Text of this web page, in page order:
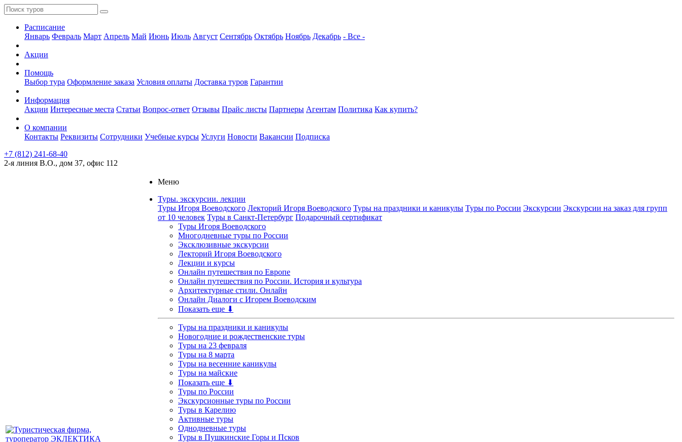
Расписание
Январь Февраль Март Апрель Май Июнь Июль Август Сентябрь Октябрь Ноябрь Декабрь - Все -
Акции
Помощь
Выбор тура Оформление заказа Условия оплаты Доставка туров Гарантии
Информация
Акции Интересные места Статьи Вопрос-ответ Отзывы Прайс листы Партнеры Агентам Политика Как купить?
О компании
Контакты Реквизиты Сотрудники Учебные курсы Услуги Новости Вакансии Подписка
+7 (812) 241-68-40
2-я линия В.О., дом 37, офис 112
Меню
Туры. экскурсии. лекции
Туры Игоря Воеводского Лекторий Игоря Воеводского Туры на праздники и каникулы Туры по России Экскурсии Экскурсии на заказ для групп
от 10 человек Туры в Санкт-Петербург Подарочный сертификат
Туры Игоря Воеводского
Многодневные туры по России
Эксклюзивные экскурсии
Лекторий Игоря Воеводского
Лекции и курсы
Онлайн путешествия по Европе
Онлайн путешествия по России. История и культура
Архитектурные стили. Онлайн
Онлайн Диалоги с Игорем Воеводским
Показать еще ⬇
Туры на праздники и каникулы
Новогодние и рождественские туры
Туры на 23 февраля
Туры на 8 марта
Туры на весенние каникулы
Туры на майские
Показать еще ⬇
Туры по России
Экскурсионные туры по России
Туры в Карелию
Активные туры
Однодневные туры
Туры в Пушкинские Горы и Псков